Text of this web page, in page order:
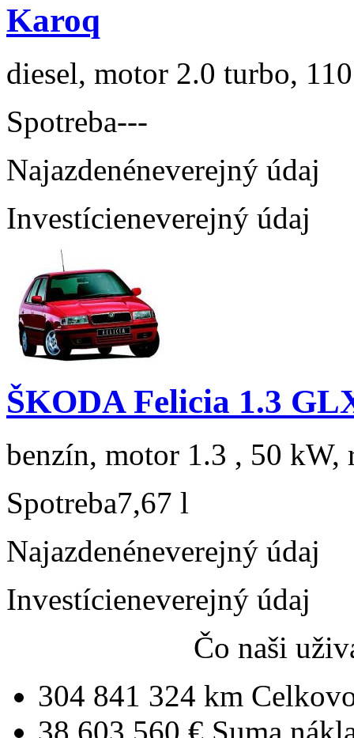
Karoq
diesel, motor 2.0 turbo,
Spotreba---
Najazdenéneverejný údaj
Investícieneverejný údaj
ŠKODA Felicia 1.3
benzín, motor 1.3 , 50 kW,
Spotreba7,67 l
Najazdenéneverejný údaj
Investícieneverejný údaj
Čo naši
304 841 324 km